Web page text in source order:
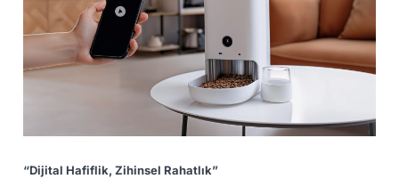
“Dijital Hafiflik, Zihinsel Rahatlık”